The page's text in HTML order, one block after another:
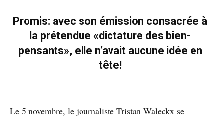
Promis: avec son émission consacrée à
la prétendue «dictature des bien-
pensants», elle n’avait aucune idée en
tête!
Le 5 novembre, le journaliste Tristan Waleckx se